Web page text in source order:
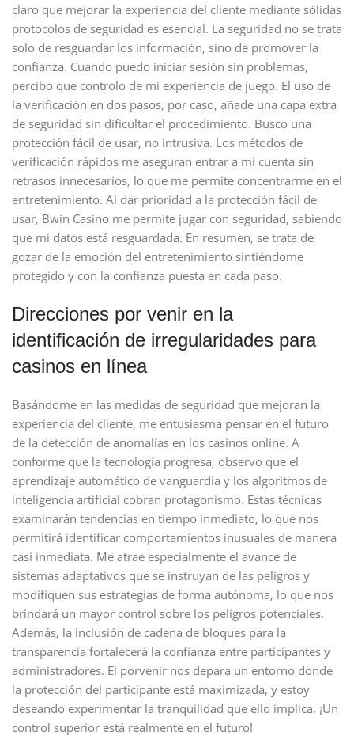
claro que mejorar la experiencia del cliente mediante sólidas
protocolos de seguridad es esencial. La seguridad no se trata
solo de resguardar los información, sino de promover la
confianza. Cuando puedo iniciar sesión sin problemas,
percibo que controlo de mi experiencia de juego. El uso de
la verificación en dos pasos, por caso, añade una capa extra
de seguridad sin dificultar el procedimiento. Busco una
protección fácil de usar, no intrusiva. Los métodos de
verificación rápidos me aseguran entrar a mi cuenta sin
retrasos innecesarios, lo que me permite concentrarme en el
entretenimiento. Al dar prioridad a la protección fácil de
usar, Bwin Casino me permite jugar con seguridad, sabiendo
que mi datos está resguardada. En resumen, se trata de
gozar de la emoción del entretenimiento sintiéndome
protegido y con la confianza puesta en cada paso.
Direcciones por venir en la
identificación de irregularidades para
casinos en línea
Basándome en las medidas de seguridad que mejoran la
experiencia del cliente, me entusiasma pensar en el futuro
de la detección de anomalías en los casinos online. A
conforme que la tecnología progresa, observo que el
aprendizaje automático de vanguardia y los algoritmos de
inteligencia artificial cobran protagonismo. Estas técnicas
examinarán tendencias en tiempo inmediato, lo que nos
permitirá identificar comportamientos inusuales de manera
casi inmediata. Me atrae especialmente el avance de
sistemas adaptativos que se instruyan de las peligros y
modifiquen sus estrategias de forma autónoma, lo que nos
brindará un mayor control sobre los peligros potenciales.
Además, la inclusión de cadena de bloques para la
transparencia fortalecerá la confianza entre participantes y
administradores. El porvenir nos depara un entorno donde
la protección del participante está maximizada, y estoy
deseando experimentar la tranquilidad que ello implica. ¡Un
control superior está realmente en el futuro!